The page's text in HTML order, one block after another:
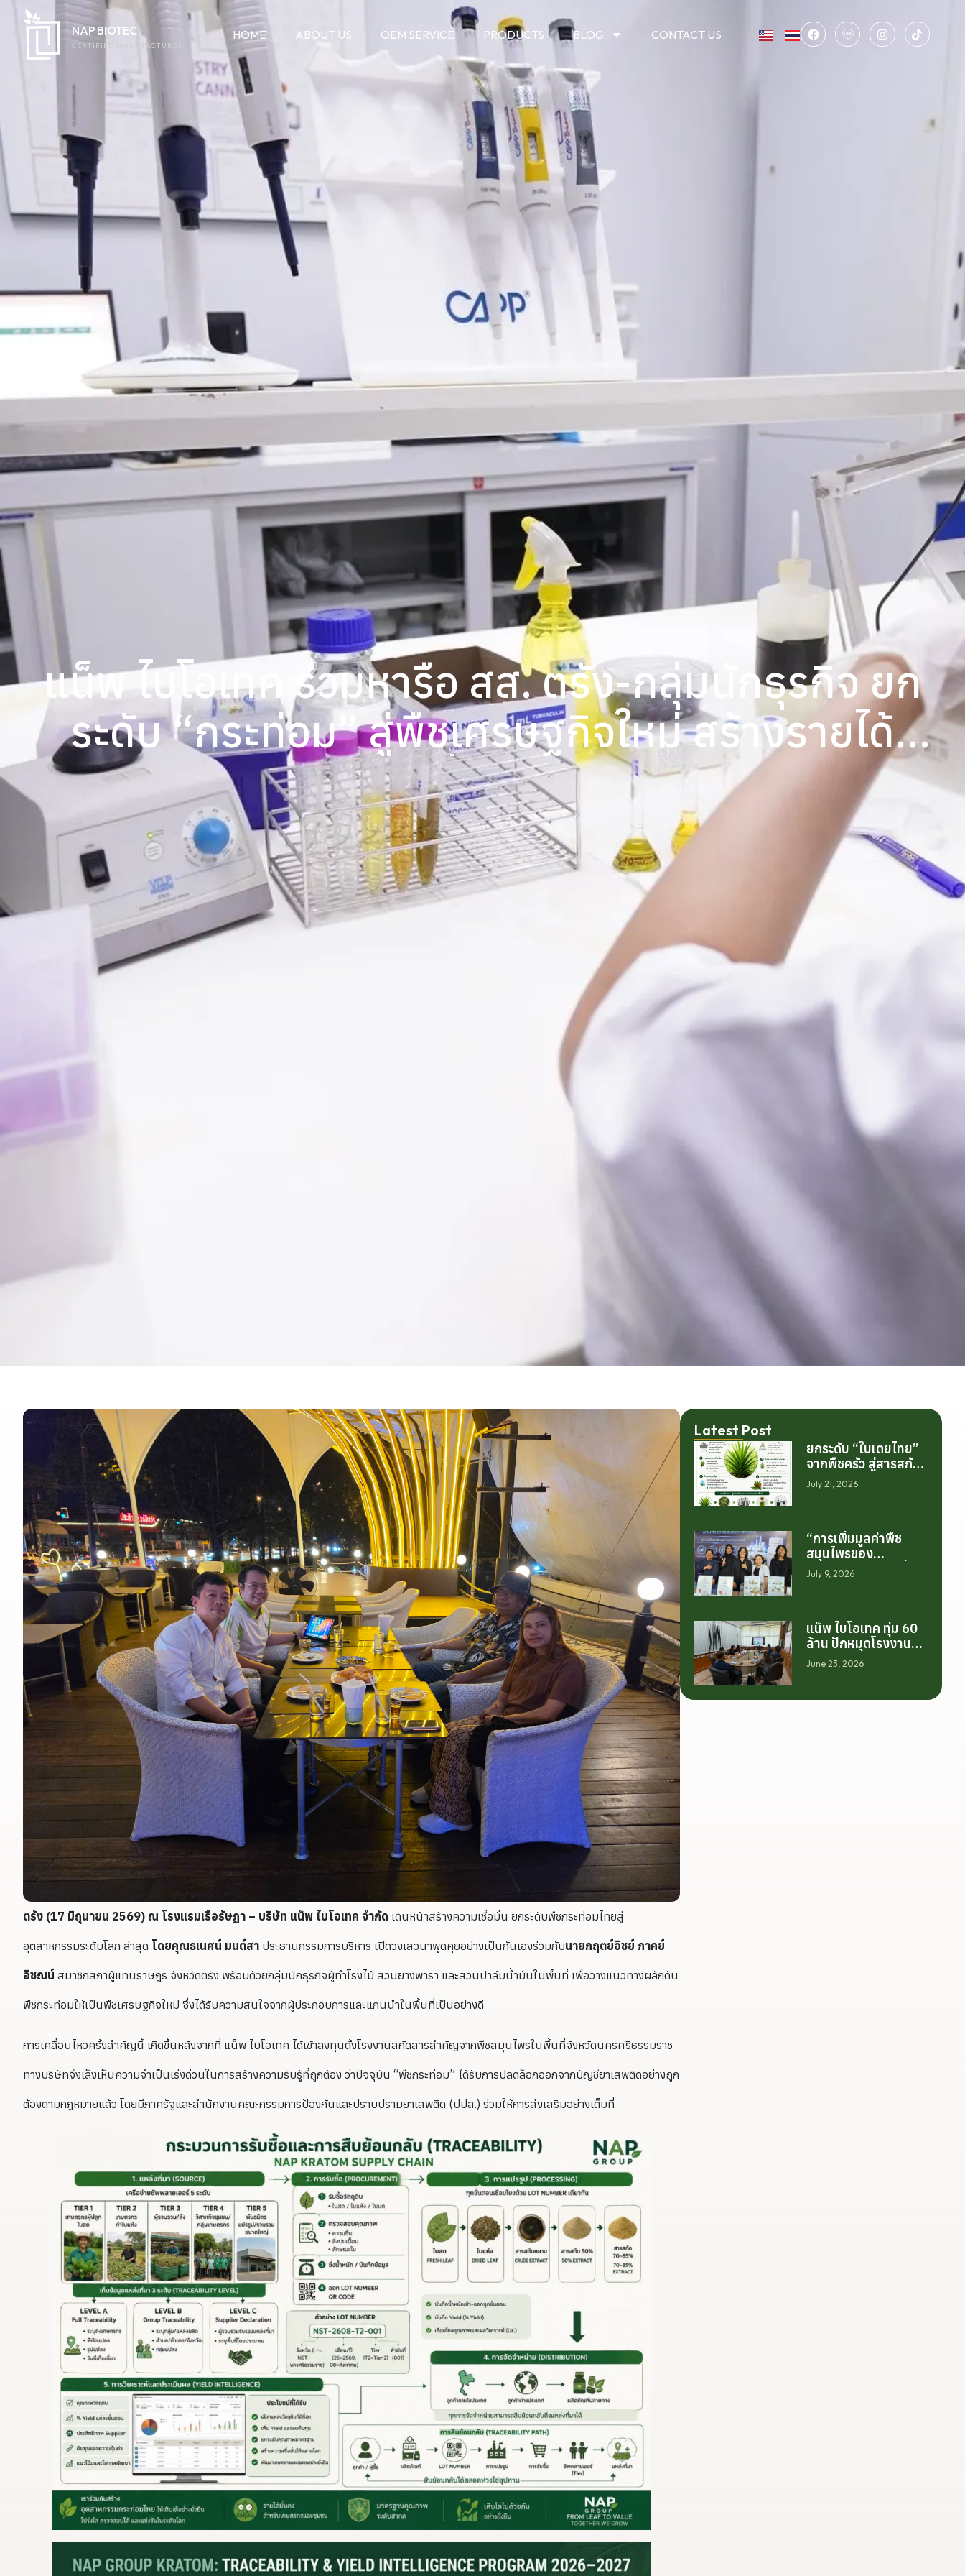
NAP BIOTEC
CERTIFIED MANUFACTURER
HOME ABOUT US OEM SERVICE PRODUCTS BLOG CONTACT US
แน็พ ไบโอเทค ร่วมหารือ สส. ตรัง-กลุ่มนักธุรกิจ ยก
ระดับ “กระท่อม” สู่พืชเศรษฐกิจใหม่ สร้างรายได้
ยั่งยืน
ตรัง (17 มิถุนายน 2569) ณ โรงแรมเรือรัษฎา – บริษัท แน็พ ไบโอเทค จำกัด เดินหน้าสร้างความเชื่อมั่น ยกระดับพืชกระท่อมไทยสู่
อุตสาหกรรมระดับโลก ล่าสุด โดยคุณธเนศน์ มนต์สา ประธานกรรมการบริหาร เปิดวงเสวนาพูดคุยอย่างเป็นกันเองร่วมกับนายกฤตย์อิชย์ ภาคย์
อิชณน์ สมาชิกสภาผู้แทนราษฎร จังหวัดตรัง พร้อมด้วยกลุ่มนักธุรกิจผู้ทำโรงไม้ สวนยางพารา และสวนปาล์มน้ำมันในพื้นที่ เพื่อวางแนวทางผลักดัน
พืชกระท่อมให้เป็นพืชเศรษฐกิจใหม่ ซึ่งได้รับความสนใจจากผู้ประกอบการและแกนนำในพื้นที่เป็นอย่างดี
การเคลื่อนไหวครั้งสำคัญนี้ เกิดขึ้นหลังจากที่ แน็พ ไบโอเทค ได้เข้าลงทุนตั้งโรงงานสกัดสารสำคัญจากพืชสมุนไพรในพื้นที่จังหวัดนครศรีธรรมราช
ทางบริษัทจึงเล็งเห็นความจำเป็นเร่งด่วนในการสร้างความรับรู้ที่ถูกต้อง ว่าปัจจุบัน “พืชกระท่อม” ได้รับการปลดล็อกออกจากบัญชียาเสพติดอย่างถูก
ต้องตามกฎหมายแล้ว โดยมีภาครัฐและสำนักงานคณะกรรมการป้องกันและปราบปรามยาเสพติด (ปปส.) ร่วมให้การส่งเสริมอย่างเต็มที่
Latest Post
ยกระดับ “ใบเตยไทย”
จากพืชครัว สู่สารสกัด
มูลค่าสูงระดับโลก
July 21, 2026
“การเพิ่มมูลค่าพืช
สมุนไพรของ
ประเทศไทย ไม่ได้เริ่ม
ต้นจากการสร้าง
การสร้างระบบความ
ร่วมมือระหว่างนักวิจัย
มหาวิทยาลัย ภาค
งานวิจัยสามารถต่อย
July 9, 2026
แน็พ ไบโอเทค ทุ่ม 60
ล้าน ปักหมุดโรงงาน
นครศรีฯ จับมือ
มทร.ศรีวิชัย ยกระดับ
ละ 17.5 ตัน
June 23, 2026